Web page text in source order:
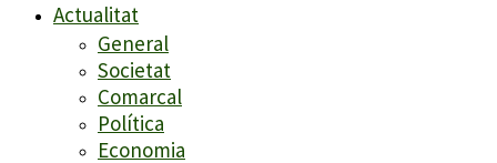
Actualitat
General
Societat
Comarcal
Política
Economia